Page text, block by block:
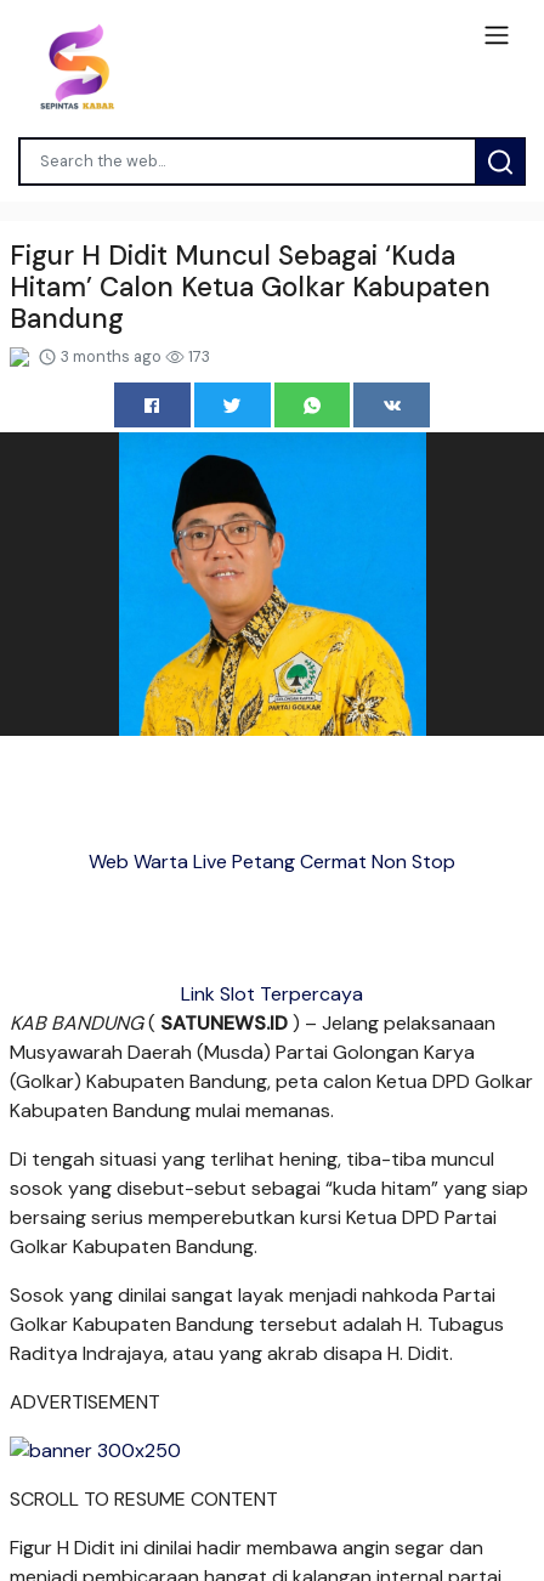
Figur H Didit Muncul Sebagai ‘Kuda
Hitam’ Calon Ketua Golkar Kabupaten
Bandung
3 months ago 173
Web Warta Live Petang Cermat Non Stop
Link Slot Terpercaya
KAB BANDUNG( SATUNEWS.ID) – Jelang pelaksanaan
Musyawarah Daerah (Musda) Partai Golongan Karya
(Golkar) Kabupaten Bandung, peta calon Ketua DPD Golkar
Kabupaten Bandung mulai memanas.
Di tengah situasi yang terlihat hening, tiba-tiba muncul
sosok yang disebut-sebut sebagai “kuda hitam” yang siap
bersaing serius memperebutkan kursi Ketua DPD Partai
Golkar Kabupaten Bandung.
Sosok yang dinilai sangat layak menjadi nahkoda Partai
Golkar Kabupaten Bandung tersebut adalah H. Tubagus
Raditya Indrajaya, atau yang akrab disapa H. Didit.
ADVERTISEMENT
SCROLL TO RESUME CONTENT
Figur H Didit ini dinilai hadir membawa angin segar dan